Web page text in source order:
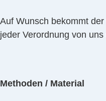
Auf Wunsch bekommt
jeder Verordnung von
Methoden / Material